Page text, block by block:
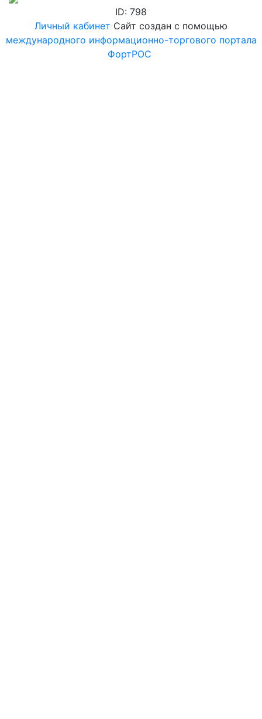
ID: 798
Личный кабинет Сайт создан с помощью
международного информационно-торгового портала
ФортРОС